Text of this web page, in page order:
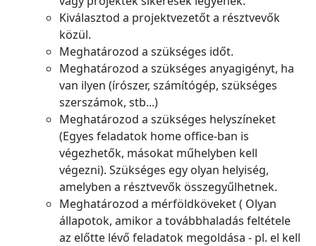
Kiválasztod a projektvezetőt a résztvevők
közül.
Meghatározod a szükséges időt.
Meghatározod a szükséges anyagigényt, ha
van ilyen (írószer, számítógép, szükséges
szerszámok, stb...)
Meghatározod a szükséges helyszíneket
(Egyes feladatok home office-ban is
végezhetők, másokat műhelyben kell
végezni). Szükséges egy olyan helyiség,
amelyben a résztvevők összegyűlhetnek.
Meghatározod a mérföldköveket ( Olyan
állapotok, amikor a továbbhaladás feltétele
az előtte lévő feladatok megoldása - pl. el kell